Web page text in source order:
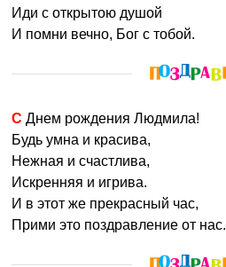
Иди с открытою душой
И помни вечно, Бог с тобой.
С Днем рождения Людмила!
Будь умна и красива,
Нежная и счастлива,
Искренняя и игрива.
И в этот же прекрасный час,
Прими это поздравление от нас.